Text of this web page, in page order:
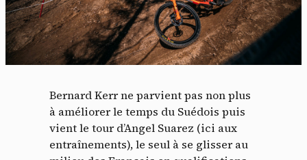
Bernard Kerr ne parvient pas non plus
à améliorer le temps du Suédois puis
vient le tour d’Angel Suarez (ici aux
entraînements), le seul à se glisser au